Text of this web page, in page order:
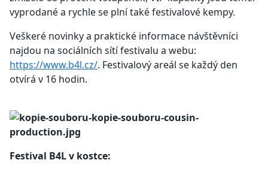
vyprodané a rychle se plní také festivalové kempy.
Veškeré novinky a praktické informace návštěvníci
najdou na sociálních sítí festivalu a webu:
https://www.b4l.cz/. Festivalový areál se každý den
otvírá v 16 hodin.
Festival B4L v kostce: